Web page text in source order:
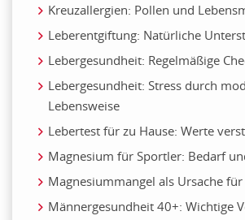
Kreuzallergien: Pollen und
Leberentgiftung: Natürliche
Lebergesundheit: Regelmäßige
Lebergesundheit: Stress durch
Lebensweise
Lebertest für zu Hause: Werte
Magnesium für Sportler: Bedarf
Magnesiummangel als Ursache
Männergesundheit 40+: Wichtige